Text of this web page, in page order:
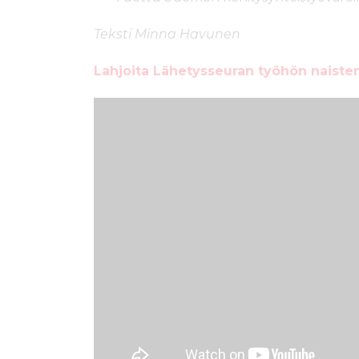
Teksti Minna Havunen
Lahjoita Lähetysseuran työhön